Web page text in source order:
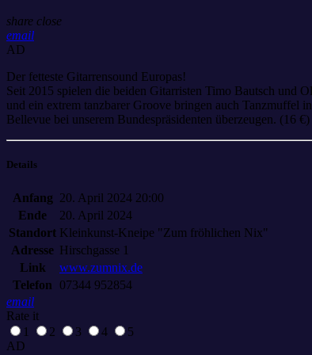
share close
email
AD
Der fetteste Gitarrensound Europas!
Seit 2015 spielen die beiden Gitarristen Timo Bautsch und
und ein extrem tanzbarer Groove bringen auch Tanzmuffel
Bellevue bei unserem Bundespräsidenten überzeugen. (16 €)
Details
Anfang 20. April 2024 20:00
Ende
20. April 2024
Standort Kleinkunst-Kneipe "Zum fröhlichen Nix"
Adresse Hirschgasse 1
Link
www.zumnix.de
Telefon
07344 952854
email
Rate it
1
2 3 4
5
AD